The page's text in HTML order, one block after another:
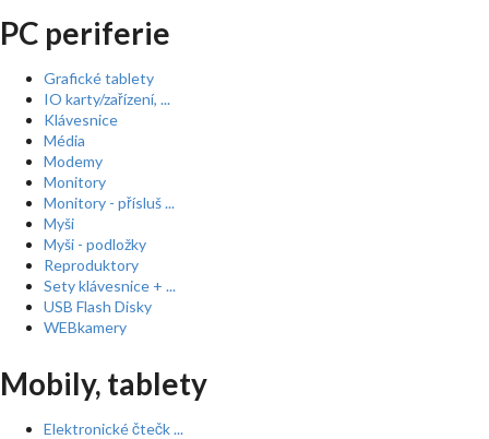
PC periferie
Grafické tablety
IO karty/zařízení, ...
Klávesnice
Média
Modemy
Monitory
Monitory - přísluš ...
Myši
Myši - podložky
Reproduktory
Sety klávesnice + ...
USB Flash Disky
WEBkamery
Mobily, tablety
Elektronické čtečk ...